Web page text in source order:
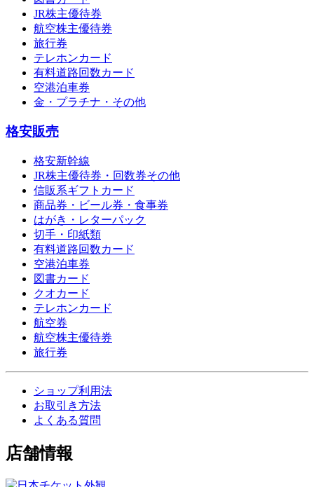
JR株主優待券
航空株主優待券
旅行券
テレホンカード
有料道路回数カード
空港泊車券
金・プラチナ・その他
格安販売
格安新幹線
JR株主優待券・回数券その他
信販系ギフトカード
商品券・ビール券・食事券
はがき・レターパック
切手・印紙類
有料道路回数カード
空港泊車券
図書カード
クオカード
テレホンカード
航空券
航空株主優待券
旅行券
ショップ利用法
お取引き方法
よくある質問
店舗情報